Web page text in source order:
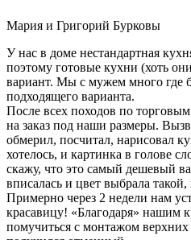
Мария и Григорий Бурковы
У нас в доме нестандартная
поэтому готовые кухни (хоть
вариант. Мы с мужем много где
подходящего варианта.
После всех походов по
на заказ под наши размеры.
обмерил, посчитал, нарисовал
хотелось, и картинка в голове
скажу, что это самый дешевый
вписалась и цвет выбрала
Примерно через 2 недели нам
красавицу! «Благодаря» нашим
помучиться с монтажом верхних